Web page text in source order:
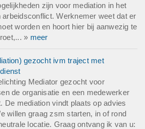
zijn voor mediation in het
Werknemer weet dat er
worden en hoort hier bij aanwezig te
» meer
gezocht ivm traject met
Mediator gezocht voor
de organisatie en een medewerker
De mediation vindt plaats op advies
willen graag zsm starten, in of rond
locatie. Graag ontvang ik van u: